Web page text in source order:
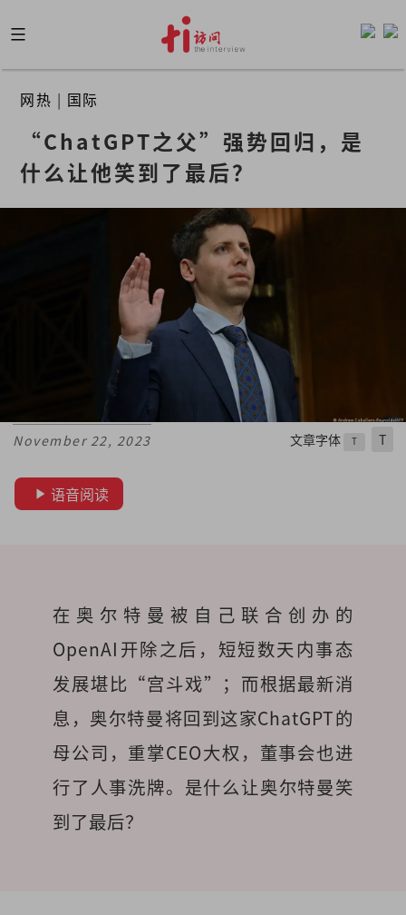
to
content
网热 | 国际
“ChatGPT之父”强势回归，是
什么让他笑到了最后？
November 22, 2023 文章字体 T T
语音阅读
在奥尔特曼被自己联合创办的
OpenAI开除之后，短短数天内事态
发展堪比“宫斗戏”；而根据最新消
息，奥尔特曼将回到这家ChatGPT的
母公司，重掌CEO大权，董事会也进
行了人事洗牌。是什么让奥尔特曼笑
到了最后？